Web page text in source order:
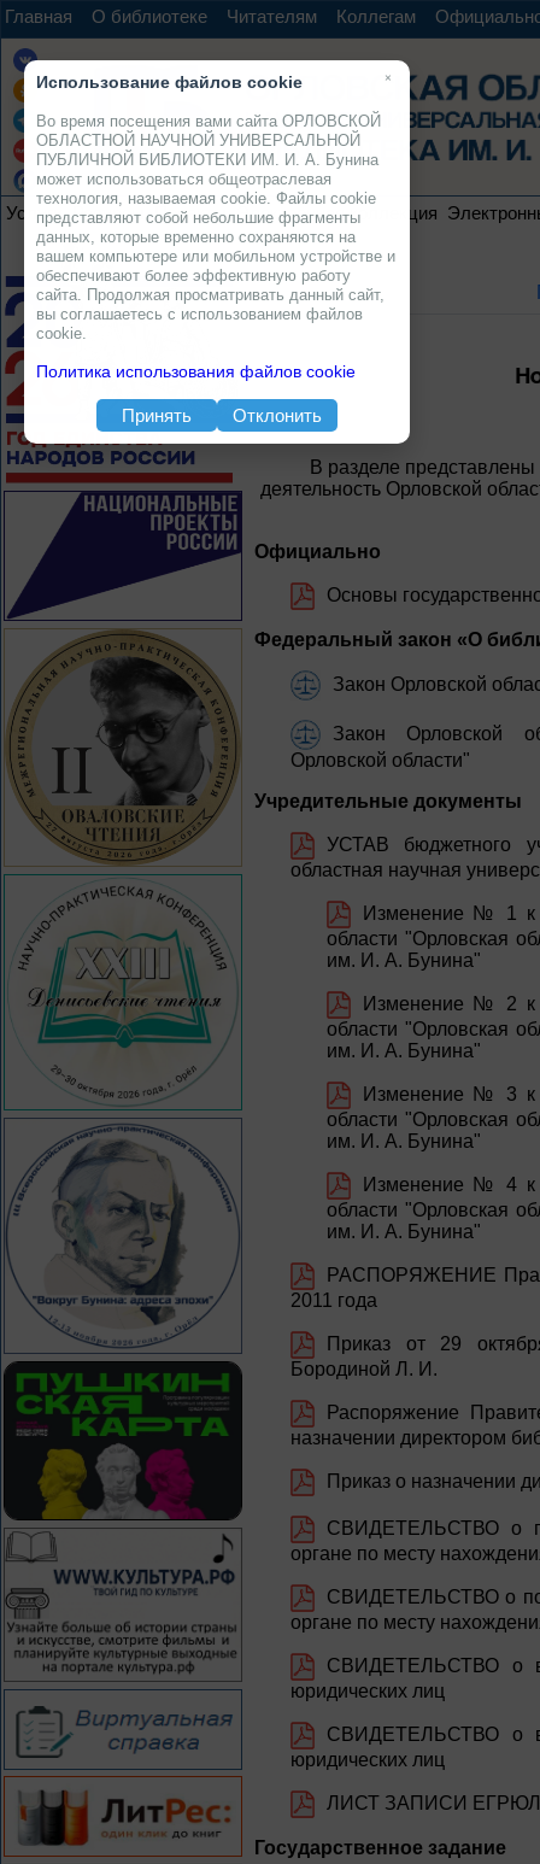
Главная О библиотеке Читателям Коллегам
Услуги Ресурсы Проекты Электронная коллекция
В разделе
деятельность Орловской
Официально
Основы
Федеральный закон «О
Закон Орловской
Закон Орловской
Орловской области"
Учредительные документы
УСТАВ бюджетного
областная научная
Изменение № 1 к
области "Орловская
им. И. А. Бунина"
Изменение № 2 к
области "Орловская
им. И. А. Бунина"
Изменение № 3 к
области "Орловская
им. И. А. Бунина"
Изменение № 4 к
области "Орловская
им. И. А. Бунина"
РАСПОРЯЖЕНИЕ
2011 года
Приказ от 29
Бородиной Л. И.
Распоряжение
назначении директором
Приказ о назначении
СВИДЕТЕЛЬСТВО о
органе по месту
СВИДЕТЕЛЬСТВО о
органе по месту
СВИДЕТЕЛЬСТВО о
юридических лиц
СВИДЕТЕЛЬСТВО о
юридических лиц
ЛИСТ ЗАПИСИ ЕГРЮЛ
Государственное задание
×
Использование файлов cookie
Во время посещения вами сайта ОРЛОВСКОЙ
ОБЛАСТНОЙ НАУЧНОЙ УНИВЕРСАЛЬНОЙ
ПУБЛИЧНОЙ БИБЛИОТЕКИ ИМ. И. А. Бунина
может использоваться общеотраслевая
технология, называемая cookie. Файлы cookie
представляют собой небольшие фрагменты
данных, которые временно сохраняются на
вашем компьютере или мобильном устройстве и
обеспечивают более эффективную работу
сайта. Продолжая просматривать данный сайт,
вы соглашаетесь с использованием файлов
cookie.
Политика использования файлов cookie
Принять Отклонить